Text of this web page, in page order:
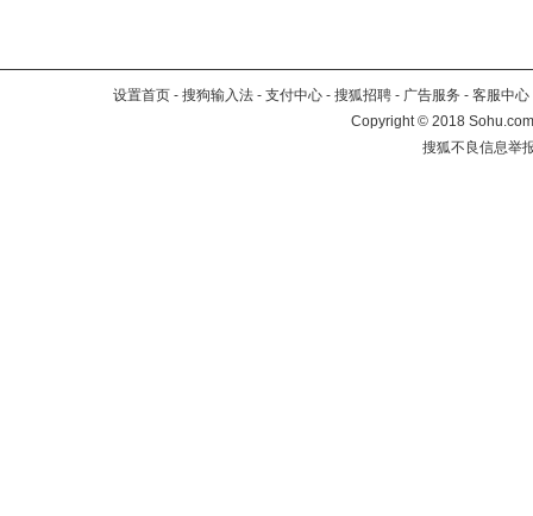
设置首页 - 搜狗输入法 - 支付中心 - 搜狐招聘 - 广告服务 - 客服中心
Copyright©2018
搜狐不良信息举